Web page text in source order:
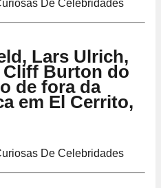
Lars Ulrich,
Cliff Burton do
de fora da
em El Cerrito,